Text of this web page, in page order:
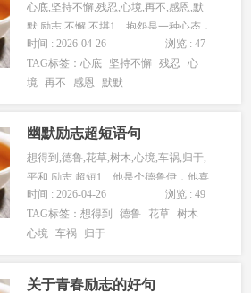
心底,坚持不懈,残忍,心境,再不,感恩,默
默,励志,不懈,不堪1、抱怨是一种心态，
抱怨生活的不堪，只...
时间 : 2026-04-26
浏览 : 47
TAG标签：心底 坚持不懈 残忍
心
境 再不 感恩 默默
幽默励志超短语句
想得到,德鲁,花草,树木,心境,车祸,归于,
平和,励志,超短1、他是个德鲁伊，他喜
欢大自然，他喜欢一...
时间 : 2026-04-26
浏览 : 49
TAG标签：想得到 德鲁 花草 树木
心境 车祸 归于
关于青春励志的好句